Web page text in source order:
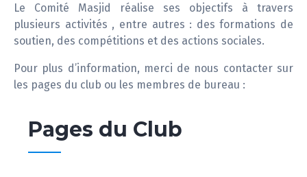
Le Comité Masjid réalise ses objectifs à travers
plusieurs activités , entre autres : des formations de
soutien, des compétitions et des actions sociales.
Pour plus d’information, merci de nous contacter sur
les pages du club ou les membres de bureau :
Pages du Club